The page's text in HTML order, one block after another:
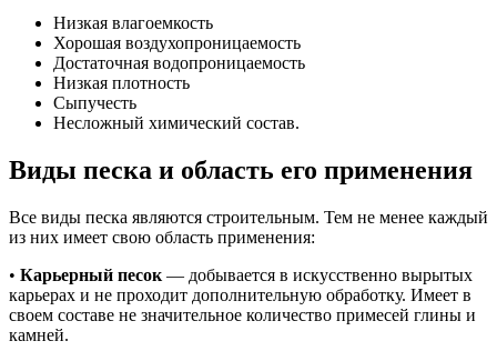
Низкая влагоемкость
Хорошая воздухопроницаемость
Достаточная водопроницаемость
Низкая плотность
Сыпучесть
Несложный химический состав.
Виды песка и область его применения
Все виды песка являются строительным. Тем не менее каждый
из них имеет свою область применения:
• Карьерный песок — добывается в искусственно вырытых
карьерах и не проходит дополнительную обработку. Имеет в
своем составе не значительное количество примесей глины и
камней.